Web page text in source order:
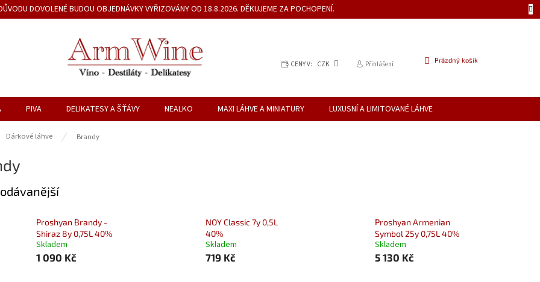
DOVOLENÉ BUDOU OBJEDNÁVKY VYŘIZOVÁNY OD 18.8.2026. DĚKUJEME ZA POCHOPENÍ.
CENY V: CZK Přihlášení
NÁKUPNÍ
Prázdný košík
PIVA DELIKATESY A ŠŤÁVY NEALKO MAXI LÁHVE A MINIATURY LUXUSNÍ A LIMITOVANÉ LÁHVE
Dárkové láhve Brandy
Proshyan Brandy -
Shiraz 8y 0,75L 40%
Skladem
1 090 Kč
NOY Classic 7y 0,5L
40%
Skladem
719 Kč
Proshyan Armenian
Symbol 25y 0,75L 40%
Skladem
5 130 Kč